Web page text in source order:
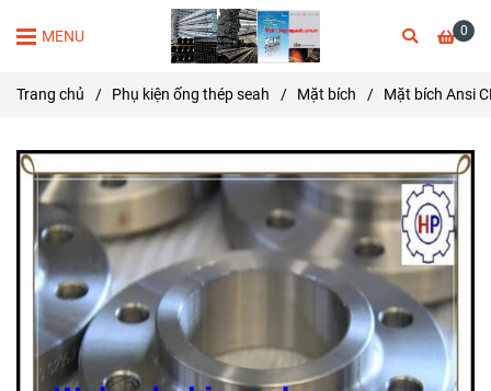
0
MENU
Trang chủ / Phụ kiện ống thép seah / Mặt bích / Mặt bích Ansi